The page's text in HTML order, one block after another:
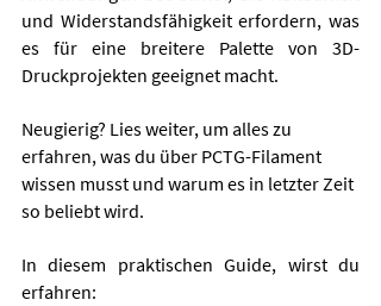
und Widerstandsfähigkeit erfordern, was
es für eine breitere Palette von 3D-
Druckprojekten geeignet macht.
Neugierig? Lies weiter, um alles zu
erfahren, was du über PCTG-Filament
wissen musst und warum es in letzter Zeit
so beliebt wird.
In diesem praktischen Guide, wirst du
erfahren: